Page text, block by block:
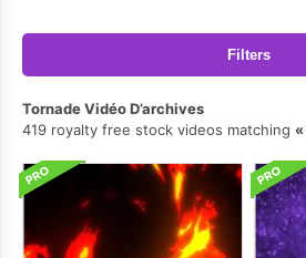
Filters
Tornade Vidéo D’archives
419 royalty free stock videos matching